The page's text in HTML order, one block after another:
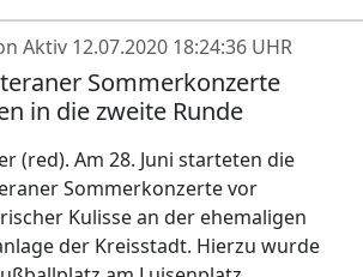
Aktiv 12.07.2020 18:24:36 UHR
Sommerkonzerte
in die zweite Runde
(red). Am 28. Juni starteten die
Sommerkonzerte vor
Kulisse an der ehemaligen
der Kreisstadt. Hierzu wurde